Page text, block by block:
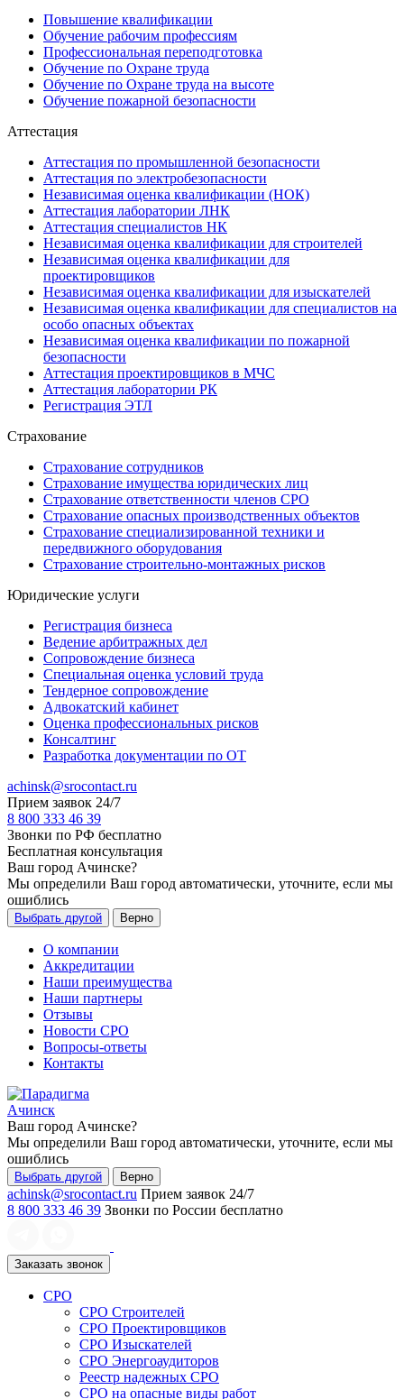
Повышение квалификации
Обучение рабочим профессиям
Профессиональная переподготовка
Обучение по Охране труда
Обучение по Охране труда на высоте
Обучение пожарной безопасности
Аттестация
Аттестация по промышленной безопасности
Аттестация по электробезопасности
Независимая оценка квалификации (НОК)
Аттестация лаборатории ЛНК
Аттестация специалистов НК
Независимая оценка квалификации для строителей
Независимая оценка квалификации для
проектировщиков
Независимая оценка квалификации для изыскателей
Независимая оценка квалификации для специалистов на
особо опасных объектах
Независимая оценка квалификации по пожарной
безопасности
Аттестация проектировщиков в МЧС
Аттестация лаборатории РК
Регистрация ЭТЛ
Страхование
Страхование сотрудников
Страхование имущества юридических лиц
Страхование ответственности членов СРО
Страхование опасных производственных объектов
Страхование специализированной техники и
передвижного оборудования
Страхование строительно-монтажных рисков
Юридические услуги
Регистрация бизнеса
Ведение арбитражных дел
Сопровождение бизнеса
Специальная оценка условий труда
Тендерное сопровождение
Адвокатский кабинет
Оценка профессиональных рисков
Консалтинг
Разработка документации по ОТ
achinsk@srocontact.ru
Прием заявок 24/7
8 800 333 46 39
Звонки по РФ бесплатно
Бесплатная консультация
Ваш город Ачинске?
Мы определили Ваш город автоматически, уточните, если мы
ошиблись
Выбрать другой Верно
О компании
Аккредитации
Наши преимущества
Наши партнеры
Отзывы
Новости СРО
Вопросы-ответы
Контакты
Ачинск
Ваш город Ачинске?
Мы определили Ваш город автоматически, уточните, если мы
ошиблись
Выбрать другой Верно
achinsk@srocontact.ru Прием заявок 24/7
8 800 333 46 39 Звонки по России бесплатно
Заказать звонок
СРО
СРО Строителей
СРО Проектировщиков
СРО Изыскателей
СРО Энергоаудиторов
Реестр надежных СРО
СРО на опасные виды работ